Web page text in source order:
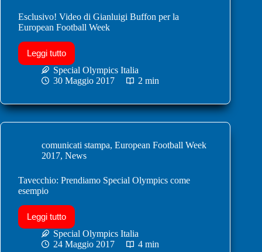
Esclusivo! Video di Gianluigi Buffon per la
European Football Week
Leggi tutto
Special Olympics Italia
30 Maggio 2017
2 min
comunicati stampa, European Football Week
2017, News
Tavecchio: Prendiamo Special Olympics come
esempio
Leggi tutto
Special Olympics Italia
24 Maggio 2017
4 min